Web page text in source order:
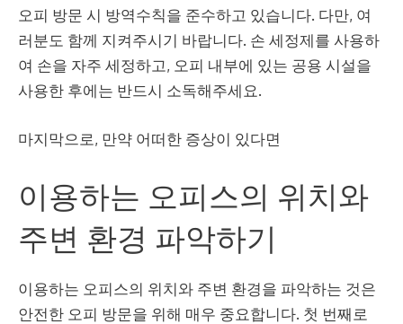
오피 방문 시 방역수칙을 준수하고 있습니다. 다만, 여
러분도 함께 지켜주시기 바랍니다. 손 세정제를 사용하
여 손을 자주 세정하고, 오피 내부에 있는 공용 시설을
사용한 후에는 반드시 소독해주세요.
마지막으로, 만약 어떠한 증상이 있다면
이용하는 오피스의 위치와
주변 환경 파악하기
이용하는 오피스의 위치와 주변 환경을 파악하는 것은
안전한 오피 방문을 위해 매우 중요합니다. 첫 번째로